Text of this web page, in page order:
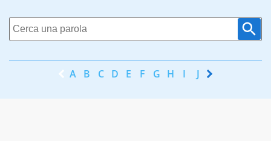
A B C D E F G H I J K